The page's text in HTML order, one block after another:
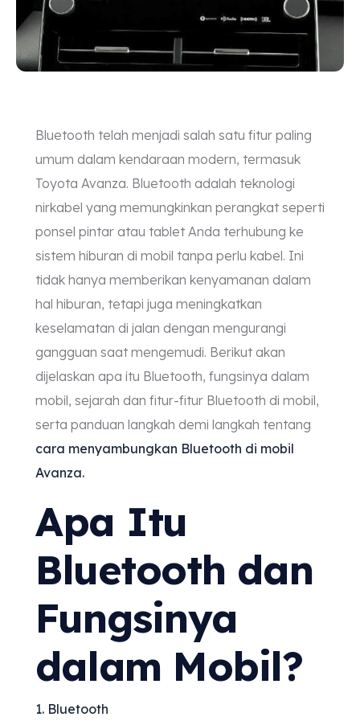
Bluetooth telah menjadi salah satu fitur paling
umum dalam kendaraan modern, termasuk
Toyota Avanza. Bluetooth adalah teknologi
nirkabel yang memungkinkan perangkat seperti
ponsel pintar atau tablet Anda terhubung ke
sistem hiburan di mobil tanpa perlu kabel. Ini
tidak hanya memberikan kenyamanan dalam
hal hiburan, tetapi juga meningkatkan
keselamatan di jalan dengan mengurangi
gangguan saat mengemudi. Berikut akan
dijelaskan apa itu Bluetooth, fungsinya dalam
mobil, sejarah dan fitur-fitur Bluetooth di mobil,
serta panduan langkah demi langkah tentang
cara menyambungkan Bluetooth di mobil
Avanza.
Apa Itu
Bluetooth dan
Fungsinya
dalam Mobil?
1. Bluetooth